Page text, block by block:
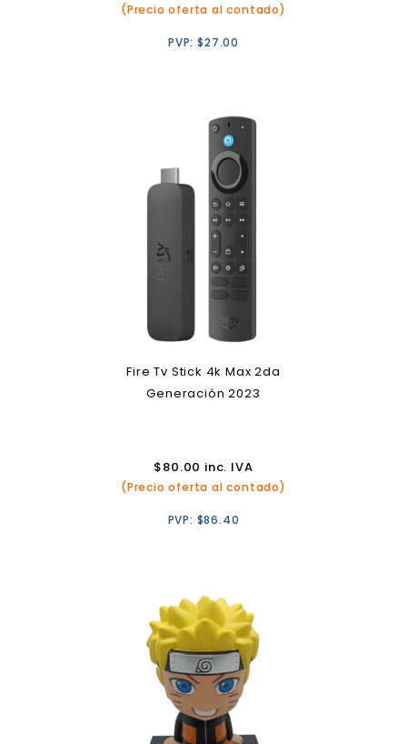
(Precio oferta al contado)
PVP:$27.00
Fire Tv Stick 4k Max 2da
Generación 2023
$80.00 inc. IVA
(Precio oferta al contado)
PVP: $86.40